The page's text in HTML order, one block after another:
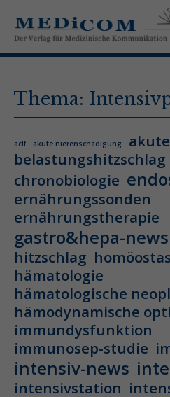
Thema:
aclf akute nierenschädigung
belastungshitzschlag
chronobiologie
ernährungssonden
ernährungstherapie
gastro&hepa-news
hitzschlag
hämatologie
hämatologische
hämodynamische
immundysfunktion
immunosep-studie
intensiv-news
intensivstation